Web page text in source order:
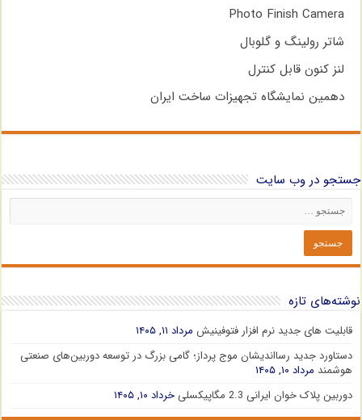
Photo Finish Camera
شاتر رولینگ و گلوبال
لنز کنون قابل کنترل
دهمین نمایشگاه تجهیزات ساخت ایران
جستجو در وب سایت
نوشته‌های تازه
قابلیت های جدید نرم افزار فتوفینیش مرداد ۱۱, ۱۴۰۵
دستاورد جدید رسااندیشان موج پرداز؛ گامی بزرگ در توسعه دوربین‌های صنعتی
هوشمند مرداد ۱۰, ۱۴۰۵
دوربین پلاک خوان ایرانی 2.3 مگاپیکسلی
خرداد ۱۰, ۱۴۰۵